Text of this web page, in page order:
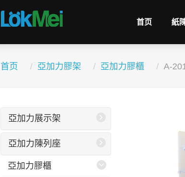
首页 紙
首页 亞加力膠架 亞加力膠櫃 A-
亞加力展示架
亞加力陳列座
亞加力膠櫃